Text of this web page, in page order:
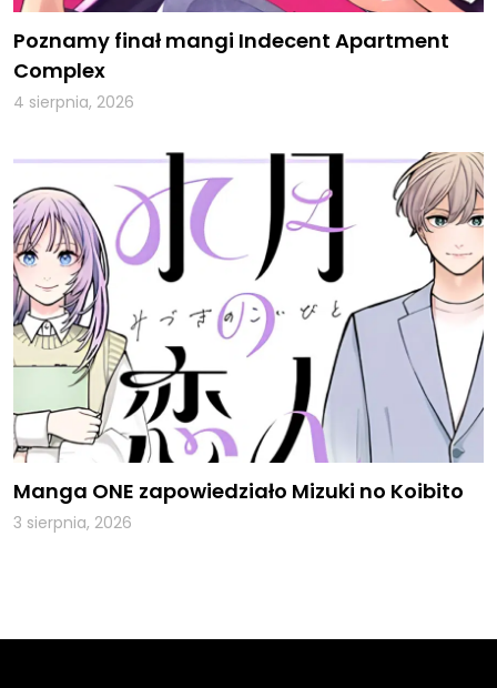
Poznamy finał mangi Indecent Apartment
Complex
4 sierpnia, 2026
Manga ONE zapowiedziało Mizuki no Koibito
3 sierpnia, 2026